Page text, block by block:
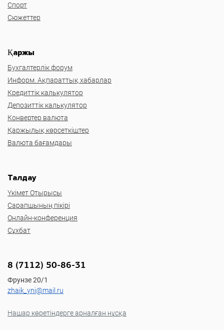
Спорт
Сюжеттер
Қаржы
Бухгалтерлік форум
Информ. Ақпараттық хабарлар
Кредиттік калькулятор
Депозиттік калькулятор
Конвертер валюта
Қаржылық көрсеткіштер
Валюта бағамдары
Талдау
Үкімет Отырысы
Сарапшының пікірі
Онлайн-конференция
Сұхбат
8 (7112) 50-86-31
Фрунзе 20/1
zhaik_yni@mail.ru
Нашар көретіндерге арналған нұсқа